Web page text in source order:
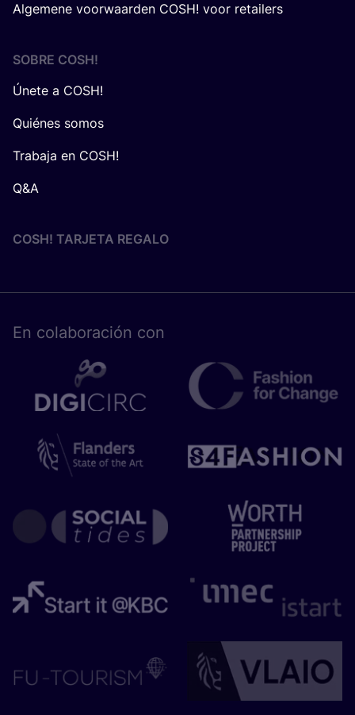
Algemene voorwaarden COSH! voor retailers
SOBRE COSH!
Únete a COSH!
Quiénes somos
Trabaja en COSH!
Q&A
COSH! TARJETA REGALO
En cola­bo­ra­ción con